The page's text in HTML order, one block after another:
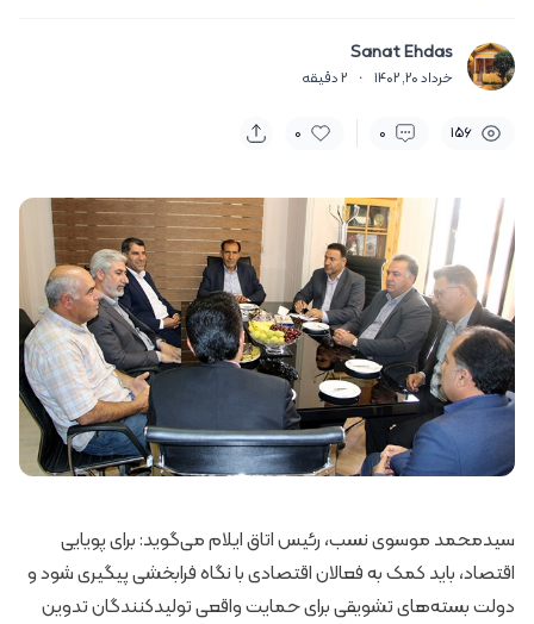
Sanat Ehdas
خرداد 20, 1402 ·
2دقیقه
156
0
0
سیدمحمد موسوی نسب، رئیس اتاق ایلام می‌گوید: برای پویایی
اقتصاد، باید کمک به فعالان اقتصادی با نگاه فرابخشی پیگیری شود و
دولت بسته‌های تشویقی برای حمایت واقعی تولیدکنندگان تدوین